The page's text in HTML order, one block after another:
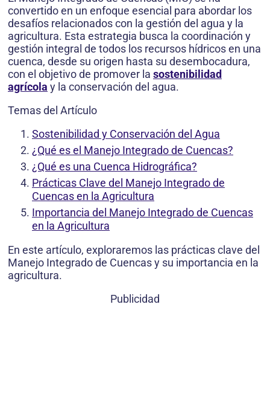
convertido en un enfoque esencial para abordar los
desafíos relacionados con la gestión del agua y la
agricultura. Esta estrategia busca la coordinación y
gestión integral de todos los recursos hídricos en una
cuenca, desde su origen hasta su desembocadura,
con el objetivo de promover la sostenibilidad
agrícola y la conservación del agua.
Temas del Artículo
Sostenibilidad y Conservación del Agua
¿Qué es el Manejo Integrado de Cuencas?
¿Qué es una Cuenca Hidrográfica?
Prácticas Clave del Manejo Integrado de
Cuencas en la Agricultura
Importancia del Manejo Integrado de Cuencas
en la Agricultura
En este artículo, exploraremos las prácticas clave del
Manejo Integrado de Cuencas y su importancia en la
agricultura.
Publicidad